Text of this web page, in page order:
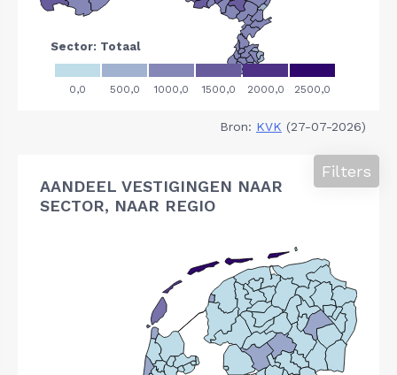
Bron: KVK (27-07-2026)
AANDEEL VESTIGINGEN NAAR
SECTOR, NAAR REGIO
Filters